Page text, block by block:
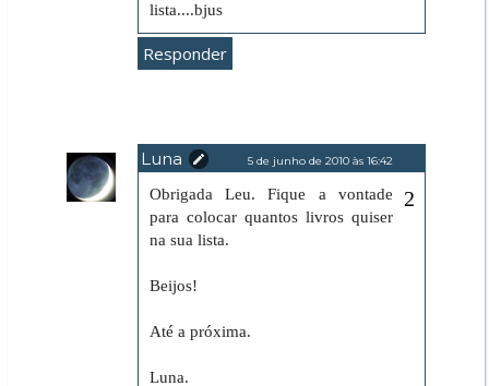
lista....bjus
Responder
Luna 5 de junho de 2010 às 16:42
Obrigada Leu. Fique a vontade
para colocar quantos livros quiser
na sua lista.
Beijos!
Até a próxima.
Luna.